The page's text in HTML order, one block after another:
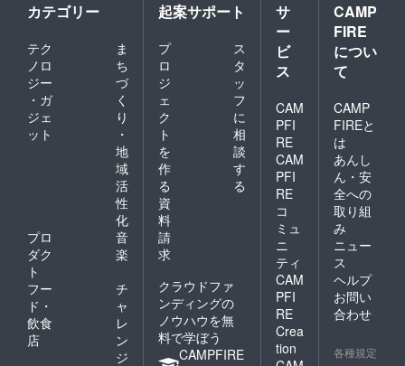
カテゴリー
テク
ノロ
ジー
・ガ
ジェ
ット
ま
ち
づ
く
り
・
地
域
活
性
化
プロ
ダク
ト
音
楽
フー
ド・
飲食
店
チ
ャ
レ
ン
ジ
起案サポート
プ
ロ
ジ
ェ
ク
ト
を
作
る
ス
タ
ッ
フ
に
相
談
す
る
資
料
請
求
クラウドファ
ンディングの
ノウハウを無
料で学ぼう
CAMPFIRE
サ
ー
ビ
ス
CAM
PFI
RE
CAM
PFI
RE
コ
ミュ
ニ
ティ
CAM
PFI
RE
Crea
tion
CAMP
FIRE
につい
て
CAMP
FIREと
は
あんし
ん・安
全への
取り組
み
ニュー
ス
ヘルプ
お問い
合わせ
各種規定